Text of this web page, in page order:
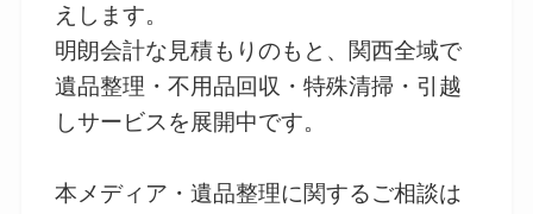
えします。
明朗会計な見積もりのもと、関西全域で
遺品整理・不用品回収・特殊清掃・引越
しサービスを展開中です。
本メディア・遺品整理に関するご相談は